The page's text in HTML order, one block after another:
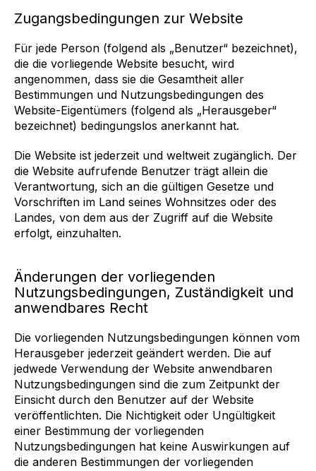
Zugangsbedingungen zur Website
Für jede Person (folgend als „Benutzer“ bezeichnet),
die die vorliegende Website besucht, wird
angenommen, dass sie die Gesamtheit aller
Bestimmungen und Nutzungsbedingungen des
Website-Eigentümers (folgend als „Herausgeber“
bezeichnet) bedingungslos anerkannt hat.
Die Website ist jederzeit und weltweit zugänglich. Der
die Website aufrufende Benutzer trägt allein die
Verantwortung, sich an die gültigen Gesetze und
Vorschriften im Land seines Wohnsitzes oder des
Landes, von dem aus der Zugriff auf die Website
erfolgt, einzuhalten.
Änderungen der vorliegenden
Nutzungsbedingungen, Zuständigkeit und
anwendbares Recht
Die vorliegenden Nutzungsbedingungen können vom
Herausgeber jederzeit geändert werden. Die auf
jedwede Verwendung der Website anwendbaren
Nutzungsbedingungen sind die zum Zeitpunkt der
Einsicht durch den Benutzer auf der Website
veröffentlichten. Die Nichtigkeit oder Ungültigkeit
einer Bestimmung der vorliegenden
Nutzungsbedingungen hat keine Auswirkungen auf
die anderen Bestimmungen der vorliegenden